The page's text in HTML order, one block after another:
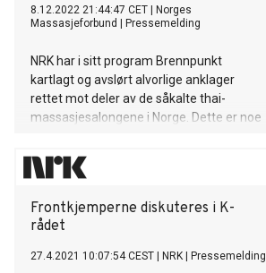
8.12.2022 21:44:47 CET
Norges
Massasjeforbund
Pressemelding
NRK har i sitt program Brennpunkt
kartlagt og avslørt alvorlige anklager
rettet mot deler av de såkalte thai-
massasjesalongene i Norge. Dette er noe
alvorlig på og som vi selvfølgelig tar sterk
avstand fra. Vi er samtidig også svært
medfører for en ellers seriøs og stor
yrkesgruppe av godt utdannede
massører og massasjeterapeuter.
Frontkjemperne diskuteres i K-
rådet
27.4.2021 10:07:54 CEST NRK Pressemelding